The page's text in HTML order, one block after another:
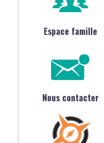
Espace famille
Nous contacter